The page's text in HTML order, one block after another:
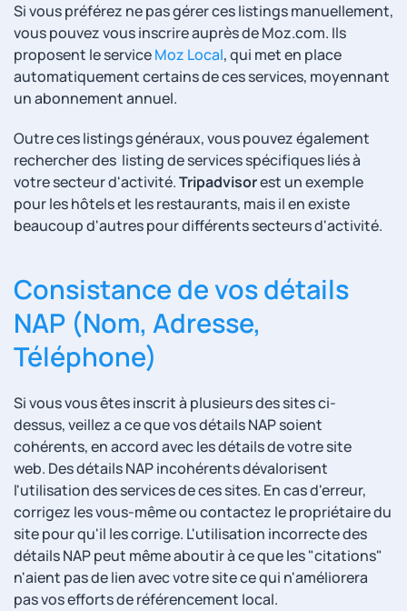
Si vous préférez ne pas gérer ces listings manuellement,
vous pouvez vous inscrire auprès de Moz.com. Ils
proposent le serviceMoz Local, qui met en place
automatiquement certains de ces services, moyennant
un abonnement annuel.
Outre ces listings généraux, vous pouvez également
rechercher des listing de services spécifiques liés à
votre secteur d'activité.Tripadvisorest un exemple
pour les hôtels et les restaurants, mais il en existe
beaucoup d'autres pour différents secteurs d'activité.
Consistance de vos détails
NAP (Nom, Adresse,
Téléphone)
Si vous vous êtes inscrit à plusieurs des sites ci-
dessus, veillez a ce que vos détails NAP soient
cohérents, en accord avec les détails de votre site
web. Des détails NAP incohérents dévalorisent
l'utilisation des services de ces sites. En cas d'erreur,
corrigez les vous-même ou contactez le propriétaire du
site pour qu'il les corrige. L'utilisation incorrecte des
détails NAP peut même aboutir à ce que les "citations"
n'aient pas de lien avec votre site ce qui n'améliorera
pas vos efforts de référencement local.